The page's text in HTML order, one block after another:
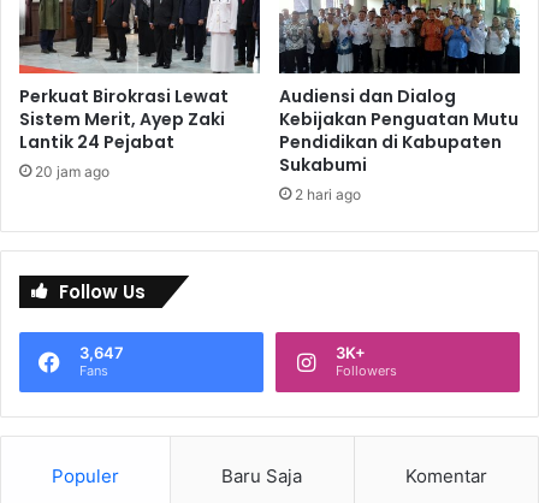
Perkuat Birokrasi Lewat
Sistem Merit, Ayep Zaki
Lantik 24 Pejabat
20 jam ago
Audiensi dan Dialog
Kebijakan Penguatan Mutu
Pendidikan di Kabupaten
Sukabumi
2 hari ago
Follow Us
3,647
Fans
3K+
Followers
Populer Baru Saja Komentar